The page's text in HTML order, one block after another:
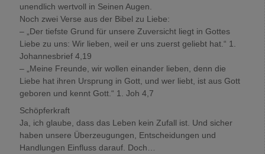
unendlich wertvoll in Seinen Augen.
Noch zwei Verse aus der Bibel zu Liebe:
– „Der tiefste Grund für unsere Zuversicht liegt in Gottes
Liebe zu uns: Wir lieben, weil er uns zuerst geliebt hat.“ 1.
Johannesbrief 4,19
– „Meine Freunde, wir wollen einander lieben, denn die
Liebe hat ihren Ursprung in Gott, und wer liebt, ist aus Gott
geboren und kennt Gott.“ 1. Joh 4,7
Schöpferkraft
Ja, ich glaube, dass das Leben kein Zufall ist. Und sicher
haben unsere Überzeugungen, Entscheidungen und
Handlungen Einfluss darauf. Doch…